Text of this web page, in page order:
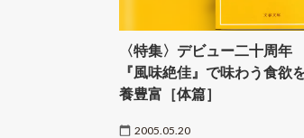
〈特集〉デビュー二十周
『風味絶佳』で味わう食欲
養豊富［体篇］
2005.05.20